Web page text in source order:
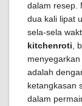
dalam resep.
dua kali lipat
sela-sela
kitchenroti ,
adalah
ketangkasan
dalam